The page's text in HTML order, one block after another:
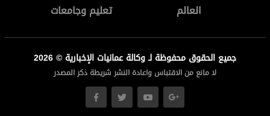
العالم
تعليم وجامعات
جميع الحقوق محفوظة لـ وكالة عمانيات الإخبارية © 2026
لا مانع من الاقتباس واعادة النشر شريطة ذكر المصدر